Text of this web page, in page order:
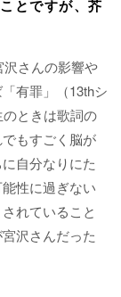
とですが、芥
沢さんの影響
有罪」（13thシ
ときは歌詞の
もすごく脳が
自分なりにた
性に過ぎない
れていること
沢さんだった